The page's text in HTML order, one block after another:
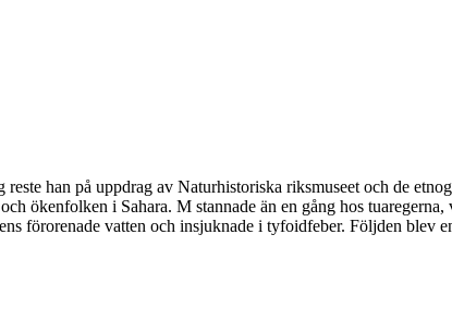
han på uppdrag av Naturhistoriska riksmuseet och de
ökenfolken i Sahara. M stannade än en gång hos
förorenade vatten och insjuknade i tyfoidfeber. Följden blev